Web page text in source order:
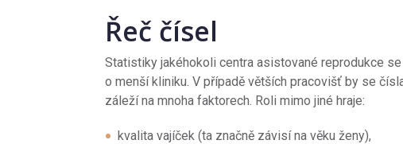
Řeč čísel
Statistiky jakéhokoli centra asistované reprodukce
o menší kliniku. V případě větších pracovišť by se
záleží na mnoha faktorech. Roli mimo jiné hraje:
kvalita vajíček (ta značně závisí na věku ženy),